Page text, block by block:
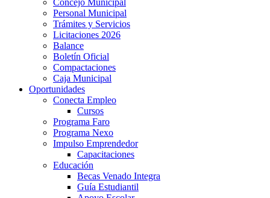
Concejo Municipal
Personal Municipal
Trámites y Servicios
Licitaciones 2026
Balance
Boletín Oficial
Compactaciones
Caja Municipal
Oportunidades
Conecta Empleo
Cursos
Programa Faro
Programa Nexo
Impulso Emprendedor
Capacitaciones
Educación
Becas Venado Integra
Guía Estudiantil